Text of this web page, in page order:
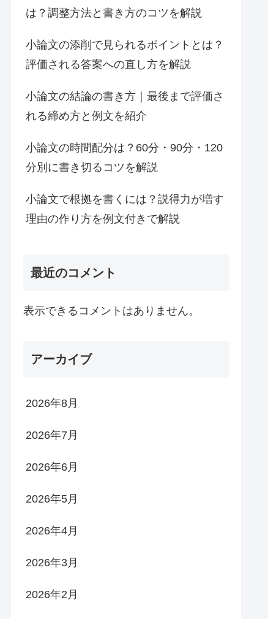
は？調整方法と書き方のコツを解説
小論文の添削で見られるポイントとは？
評価される答案への直し方を解説
小論文の結論の書き方｜最後まで評価さ
れる締め方と例文を紹介
小論文の時間配分は？60分・90分・120
分別に書き切るコツを解説
小論文で根拠を書くには？説得力が増す
理由の作り方を例文付きで解説
最近のコメント
表示できるコメントはありません。
アーカイブ
2026年8月
2026年7月
2026年6月
2026年5月
2026年4月
2026年3月
2026年2月